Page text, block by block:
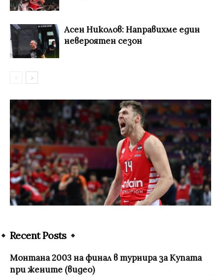
Асен Николов: Направихме един
невероятен сезон
Recent Posts
Монтана 2003 на финал в турнира за Купата
при жените (видео)